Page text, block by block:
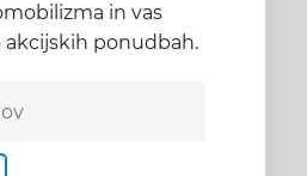
in vas
akcijskih ponudbah.